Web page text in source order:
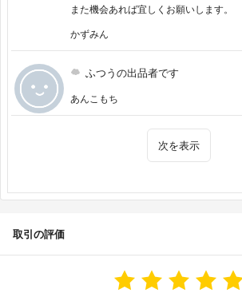
また機会あれば宜しくお願いします。
かずみん
ふつうの出品者です
あんこもち
次を表示
取引の評価